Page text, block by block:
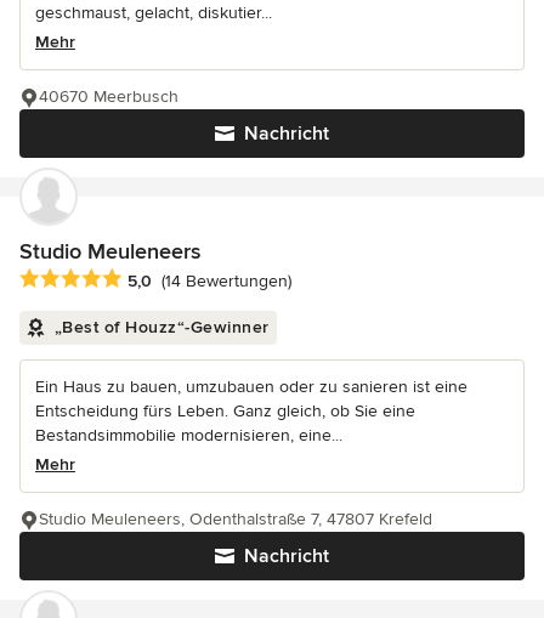
geschmaust, gelacht, diskutier...
Mehr
Nachricht
40670 Meerbusch
Studio Meuleneers
Durchschnittliche Bewertung: 5 von 5 Sternen
5,0 (14 Bewertungen)
„Best of Houzz“-Gewinner
Ein Haus zu bauen, umzubauen oder zu sanieren ist eine
Entscheidung fürs Leben. Ganz gleich, ob Sie eine
Bestandsimmobilie modernisieren, eine...
Mehr
Nachricht
Studio Meuleneers, Odenthalstraße 7, 47807 Krefeld